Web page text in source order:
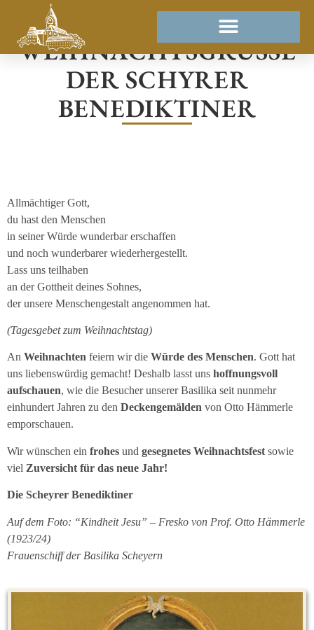
WEIHNACHTSGRÜSSE D
ER SCHYRER B
ENEDIKTINER
Allmächtiger Gott,
du hast den Menschen
in seiner Würde wunderbar erschaffen
und noch wunderbarer wiederhergestellt.
Lass uns teilhaben
an der Gottheit deines Sohnes,
der unsere Menschengestalt angenommen hat.
(Tagesgebet zum Weihnachtstag)
An Weihnachten feiern wir die Würde des Menschen. Gott hat
uns liebenswürdig gemacht! Deshalb lasst uns hoffnungsvoll
aufschauen, wie die Besucher unserer Basilika seit nunmehr
einhundert Jahren zu den Deckengemälden von Otto Hämmerle
emporschauen.
Wir wünschen ein frohes und gesegnetes Weihnachtsfest sowie
viel Zuversicht für das neue Jahr!
Die Scheyrer Benediktiner
Auf dem Foto: “Kindheit Jesu” – Fresko von Prof. Otto Hämmerle
(1923/24)
Frauenschiff der Basilika Scheyern